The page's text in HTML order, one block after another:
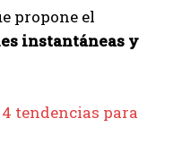
propone el
instantáneas y
4 tendencias para